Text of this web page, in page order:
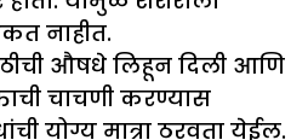
नाहीत.
औषधे लिहून दिली आणि
चाचणी करण्यास
योग्य मात्रा ठरवता येईल.